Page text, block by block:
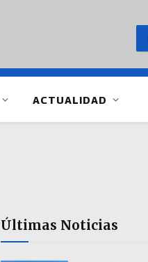
ACTUALIDAD
Últimas Noticias